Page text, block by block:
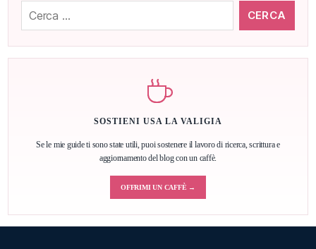
SOSTIENI USA LA VALIGIA
Se le mie guide ti sono state utili, puoi sostenere il lavoro di ricerca, scrittura e
aggiornamento del blog con un caffè.
OFFRIMI UN CAFFÈ →